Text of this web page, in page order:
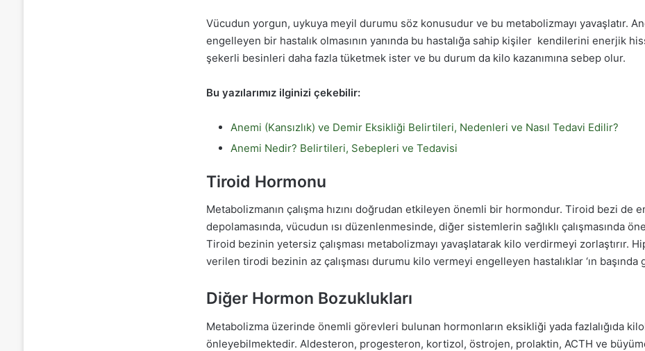
Vücudun yorgun, uykuya meyil durumu söz konusudur ve bu metabolizmayı yavaşlatır.
engelleyen bir hastalık olmasının yanında bu hastalığa sahip kişiler kendilerini enerjik
şekerli besinleri daha fazla tüketmek ister ve bu durum da kilo kazanımına sebep olur.
Bu yazılarımız ilginizi çekebilir:
Anemi (Kansızlık) ve Demir Eksikliği Belirtileri, Nedenleri ve Nasıl Tedavi Edilir?
Anemi Nedir? Belirtileri, Sebepleri ve Tedavisi
Tiroid Hormonu
Metabolizmanın çalışma hızını doğrudan etkileyen önemli bir hormondur. Tiroid bezi de
depolamasında, vücudun ısı düzenlenmesinde, diğer sistemlerin sağlıklı çalışmasında
Tiroid bezinin yetersiz çalışması metabolizmayı yavaşlatarak kilo verdirmeyi zorlaştırır.
verilen tirodi bezinin az çalışması durumu kilo vermeyi engelleyen hastalıklar ‘ın başında
Diğer Hormon Bozuklukları
Metabolizma üzerinde önemli görevleri bulunan hormonların eksikliği yada fazlalığıda
önleyebilmektedir. Aldesteron, progesteron, kortizol, östrojen, prolaktin, ACTH ve